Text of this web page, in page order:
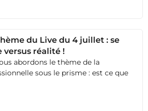
du Live du 4 juillet : se
versus réalité !
abordons le thème de la
sous le prisme : est ce que